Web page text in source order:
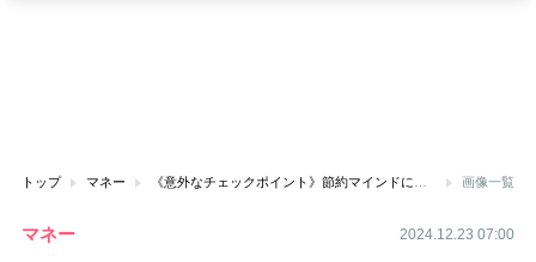
トップ マネー 画像一覧
マネー 2024.12.23 07:00